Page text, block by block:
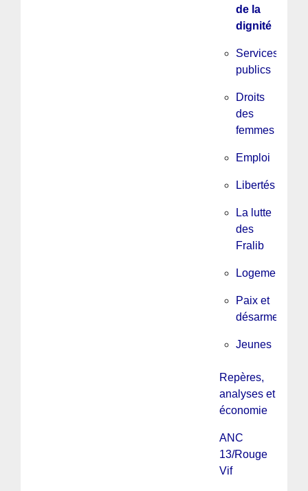
de la
dignité
Services
publics
Droits
des
femmes
Emploi
Libertés
La lutte
des
Fralib
Logement
Paix et
désarmement
Jeunes
Repères,
analyses et
économie
ANC
13/Rouge
Vif